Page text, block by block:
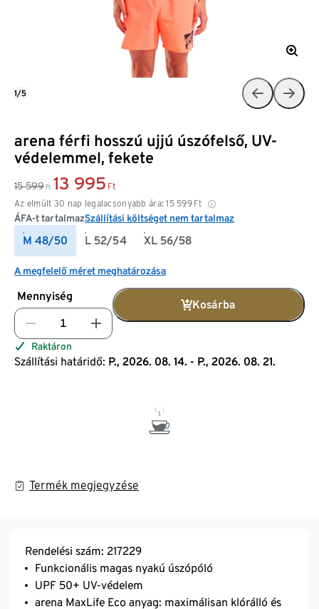
arena férfi hosszú ujjú úszófelső, UV-
védelemmel, fekete
15 599 Ft 13 995 Ft
Az elmúlt 30 nap legalacsonyabb ára: 15 599 Ft
ÁFA-t tartalmazSzállítási költséget nem tartalmaz
M 48/50 L 52/54 XL 56/58
A megfelelő méret meghatározása
Mennyiség
Kosárba
Raktáron
Szállítási határidő: P., 2026. 08. 14. - P., 2026. 08. 21.
Termék megjegyzése
1/5
Rendelési szám: 217229
Funkcionális magas nyakú úszópóló
UPF 50+ UV-védelem
arena MaxLife Eco anyag: maximálisan klórálló és